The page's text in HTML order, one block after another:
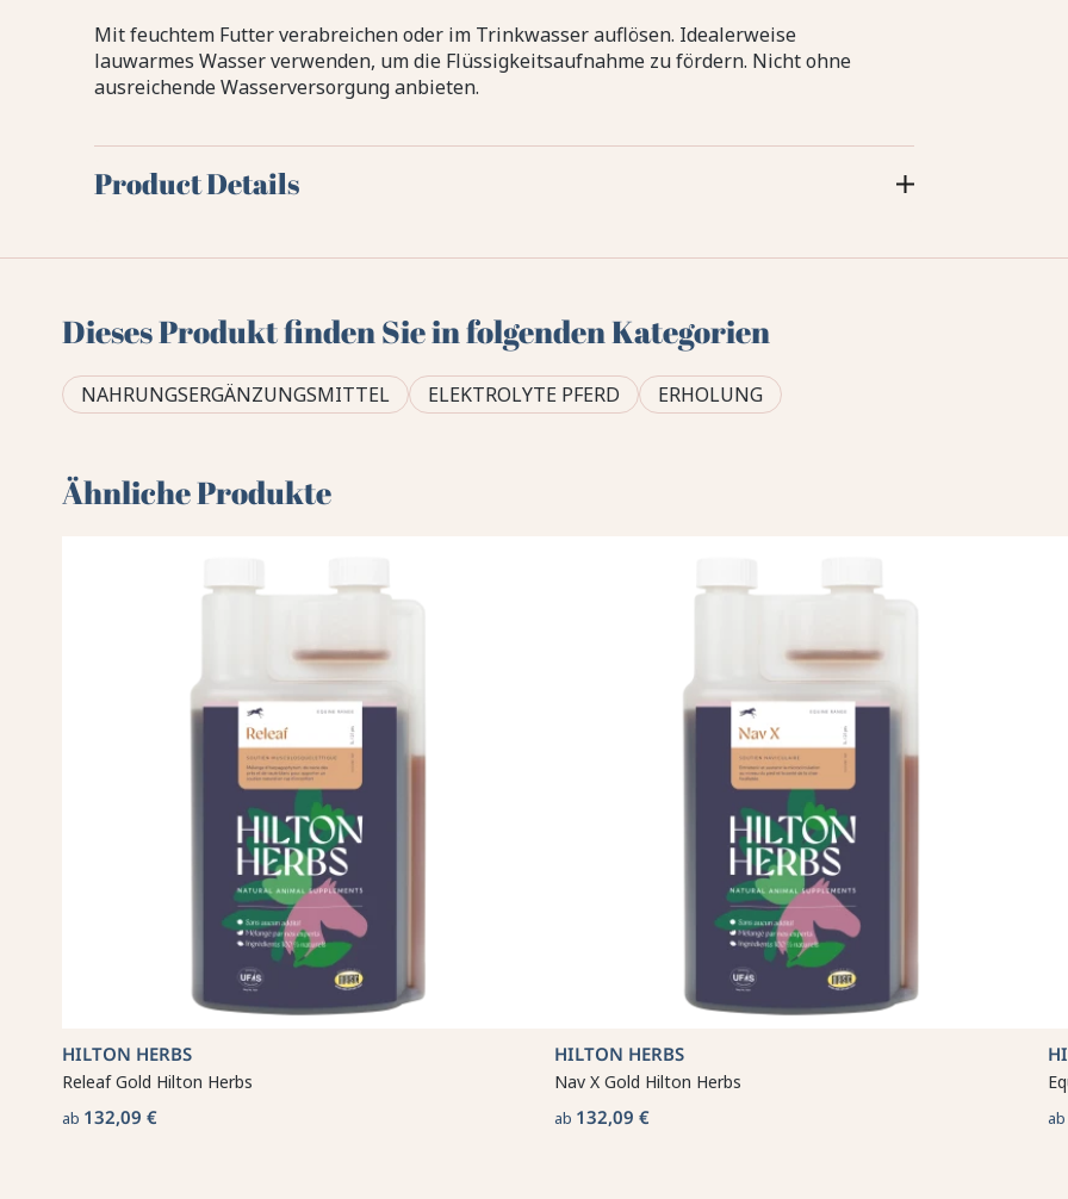
Mit feuchtem Futter verabreichen oder im Trinkwasser auflösen. Idealerweise
lauwarmes Wasser verwenden, um die Flüssigkeitsaufnahme zu fördern. Nicht ohne
ausreichende Wasserversorgung anbieten.
Product Details
Dieses Produkt finden Sie in folgenden Kategorien
NAHRUNGSERGÄNZUNGSMITTEL ELEKTROLYTE PFERD ERHOLUNG
Ähnliche Produkte
HILTON HERBS
Releaf Gold Hilton Herbs
ab 132,09 €
HILTON HERBS
Nav X Gold Hilton Herbs
ab 132,09 € ab